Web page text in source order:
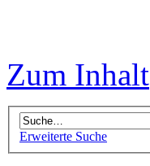
Zum Inhalt
Erweiterte Suche